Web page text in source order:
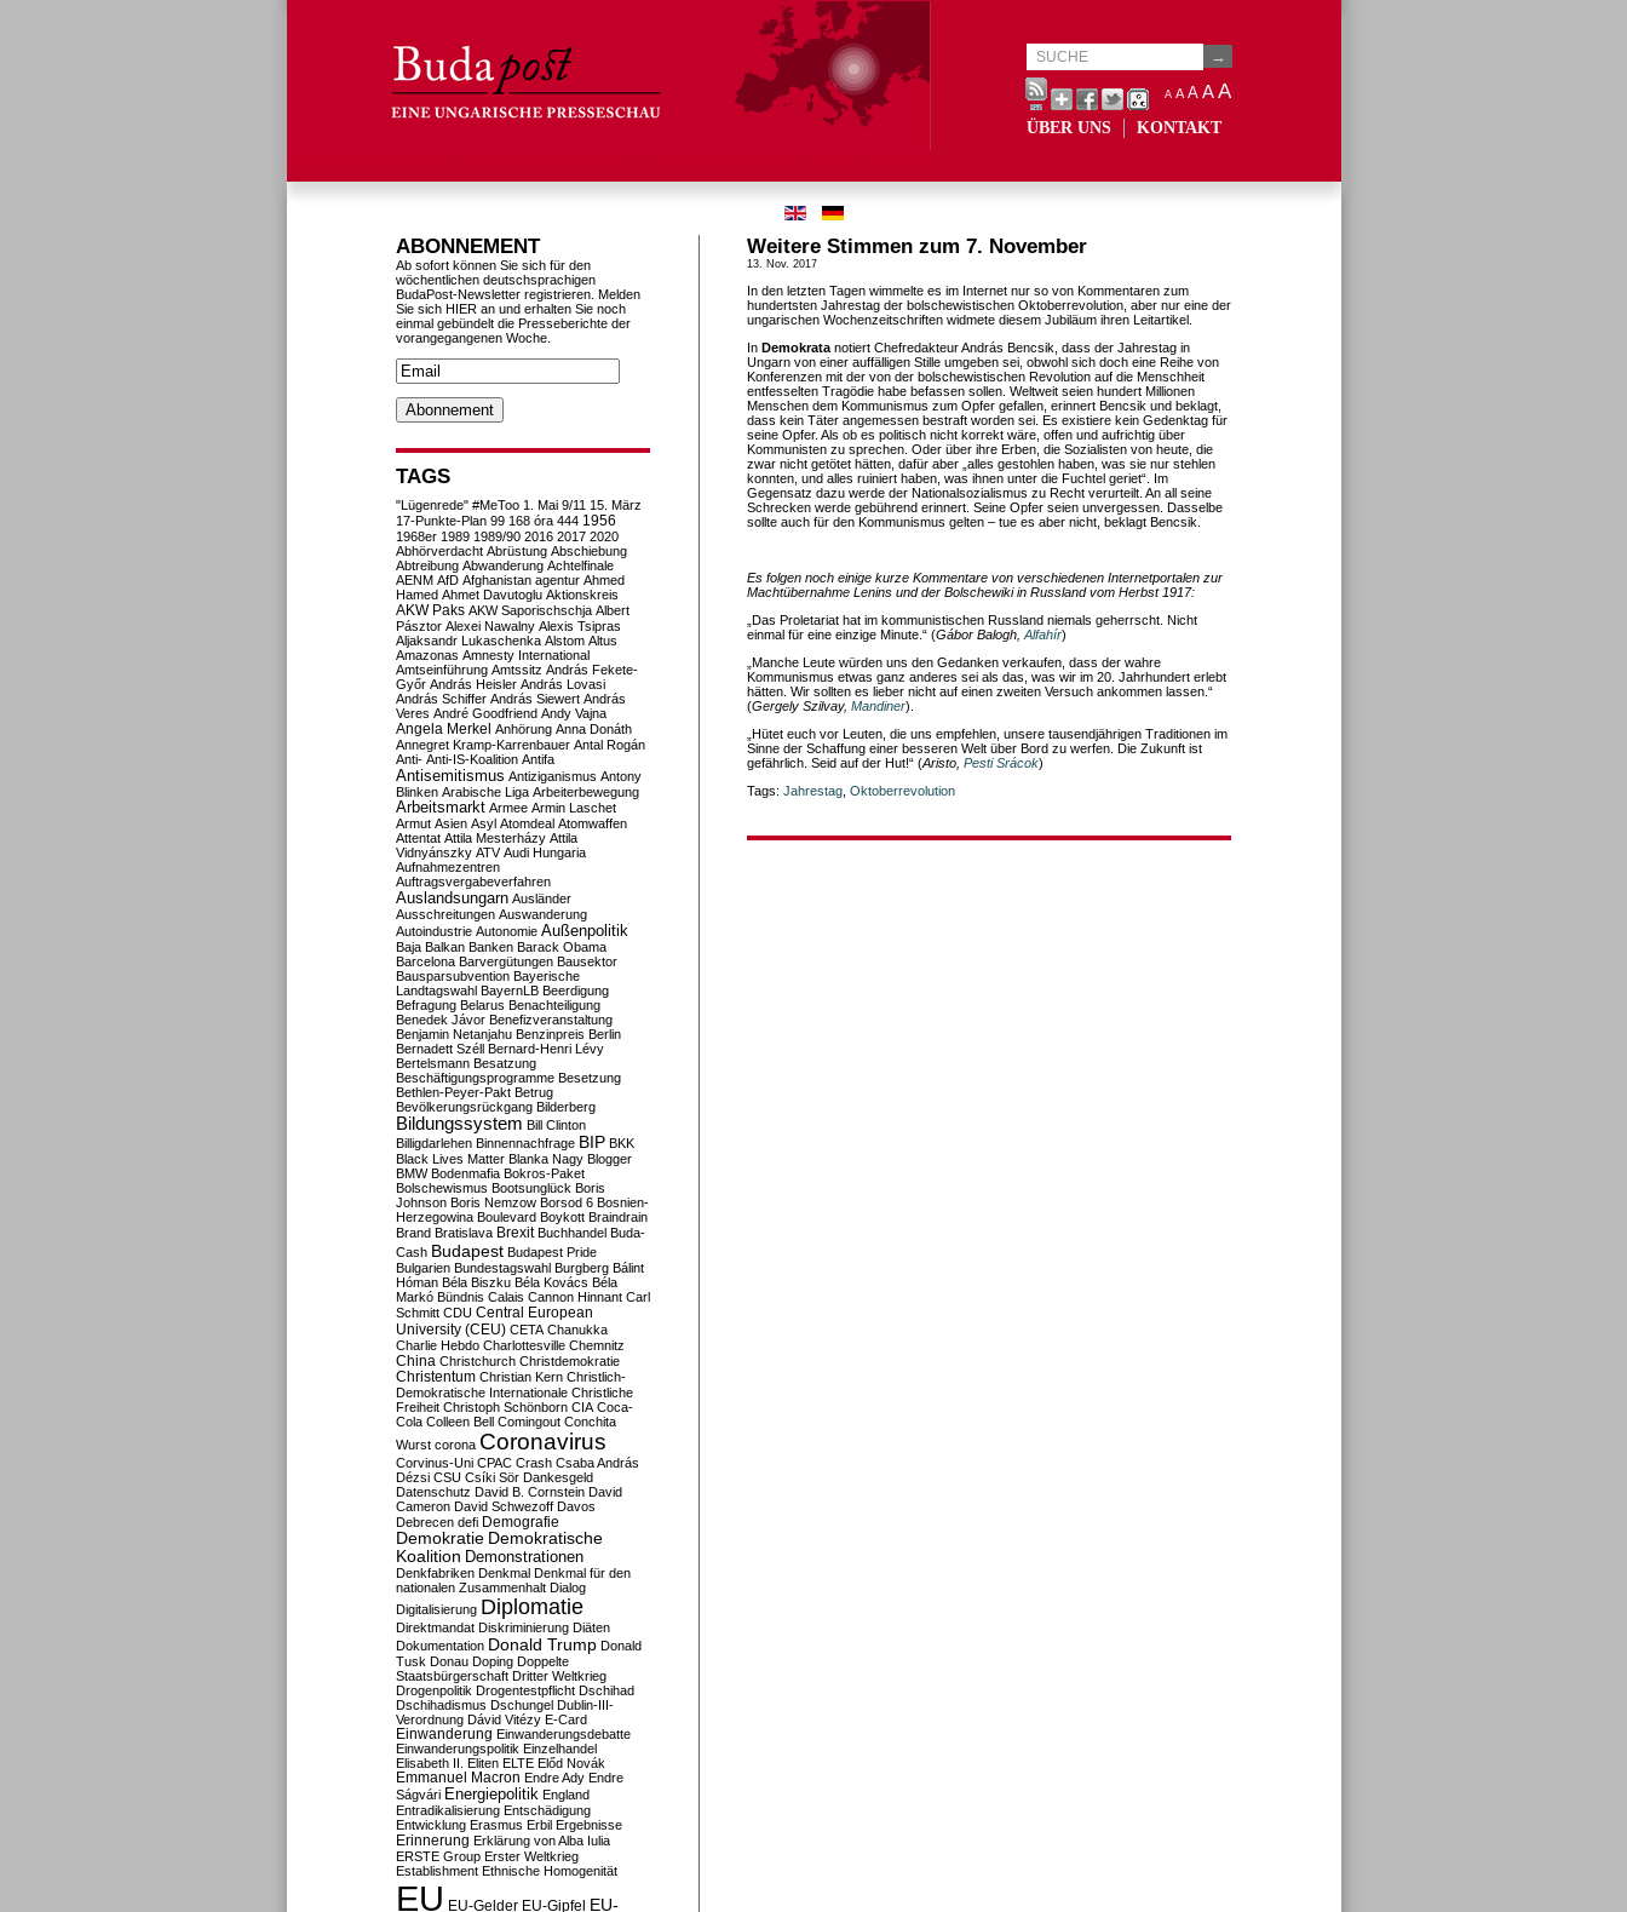
A A A AA
ÜBER UNS KONTAKT
Weitere Stimmen zum 7. November
13. Nov. 2017
In den letzten Tagen wimmelte es im Internet nur so von Kommentaren zum
hundertsten Jahrestag der bolschewistischen Oktoberrevolution, aber nur eine der
ungarischen Wochenzeitschriften widmete diesem Jubiläum ihren Leitartikel.
In Demokrata notiert Chefredakteur András Bencsik, dass der Jahrestag in
Ungarn von einer auffälligen Stille umgeben sei, obwohl sich doch eine Reihe von
Konferenzen mit der von der bolschewistischen Revolution auf die Menschheit
entfesselten Tragödie habe befassen sollen. Weltweit seien hundert Millionen
Menschen dem Kommunismus zum Opfer gefallen, erinnert Bencsik und beklagt,
dass kein Täter angemessen bestraft worden sei. Es existiere kein Gedenktag für
seine Opfer. Als ob es politisch nicht korrekt wäre, offen und aufrichtig über
Kommunisten zu sprechen. Oder über ihre Erben, die Sozialisten von heute, die
zwar nicht getötet hätten, dafür aber „alles gestohlen haben, was sie nur stehlen
konnten, und alles ruiniert haben, was ihnen unter die Fuchtel geriet“. Im
Gegensatz dazu werde der Nationalsozialismus zu Recht verurteilt. An all seine
Schrecken werde gebührend erinnert. Seine Opfer seien unvergessen. Dasselbe
sollte auch für den Kommunismus gelten – tue es aber nicht, beklagt Bencsik.
Es folgen noch einige kurze Kommentare von verschiedenen Internetportalen zur
Machtübernahme Lenins und der Bolschewiki in Russland vom Herbst 1917:
„Das Proletariat hat im kommunistischen Russland niemals geherrscht. Nicht
einmal für eine einzige Minute.“ (Gábor Balogh, Alfahír)
„Manche Leute würden uns den Gedanken verkaufen, dass der wahre
Kommunismus etwas ganz anderes sei als das, was wir im 20. Jahrhundert erlebt
hätten. Wir sollten es lieber nicht auf einen zweiten Versuch ankommen lassen.“
(Gergely Szilvay, Mandiner).
„Hütet euch vor Leuten, die uns empfehlen, unsere tausendjährigen Traditionen im
Sinne der Schaffung einer besseren Welt über Bord zu werfen. Die Zukunft ist
gefährlich. Seid auf der Hut!“ (Aristo, Pesti Srácok)
Tags: Jahrestag Oktoberrevolution
ABONNEMENT
Ab sofort können Sie sich für den
wöchentlichen deutschsprachigen
BudaPost-Newsletter registrieren. Melden
Sie sich HIER an und erhalten Sie noch
einmal gebündelt die Presseberichte der
vorangegangenen Woche.
TAGS
"Lügenrede" #MeToo 1. Mai 9/11 15. März
17-Punkte-Plan 99 168 óra 444 1956
1968er 1989 1989/90 2016 2017 2020
Abhörverdacht Abrüstung Abschiebung
Abtreibung Abwanderung Achtelfinale
AENM AfD Afghanistan agentur Ahmed
Hamed Ahmet Davutoglu Aktionskreis
AKW Paks AKW Saporischschja Albert
Pásztor Alexei Nawalny Alexis Tsipras
Aljaksandr Lukaschenka Alstom Altus
Amazonas Amnesty International
Amtseinführung Amtssitz András Fekete-
Győr András Heisler András Lovasi
András Schiffer András Siewert András
Veres André Goodfriend Andy Vajna
Angela Merkel Anhörung Anna Donáth
Annegret Kramp-Karrenbauer Antal Rogán
Anti- Anti-IS-Koalition Antifa
Antisemitismus Antiziganismus Antony
Blinken Arabische Liga Arbeiterbewegung
Arbeitsmarkt Armee Armin Laschet
Armut Asien Asyl Atomdeal Atomwaffen
Attentat Attila Mesterházy Attila
Vidnyánszky ATV Audi Hungaria
Aufnahmezentren
Auftragsvergabeverfahren
Auslandsungarn Ausländer
Ausschreitungen Auswanderung
Autoindustrie Autonomie Außenpolitik
Baja Balkan Banken Barack Obama
Barcelona Barvergütungen Bausektor
Bausparsubvention Bayerische
Landtagswahl BayernLB Beerdigung
Befragung Belarus Benachteiligung
Benedek Jávor Benefizveranstaltung
Benjamin Netanjahu Benzinpreis Berlin
Bernadett Széll Bernard-Henri Lévy
Bertelsmann Besatzung
Beschäftigungsprogramme Besetzung
Bethlen-Peyer-Pakt Betrug
Bevölkerungsrückgang Bilderberg
Bildungssystem Bill Clinton
Billigdarlehen Binnennachfrage BIP BKK
Black Lives Matter Blanka Nagy Blogger
BMW Bodenmafia Bokros-Paket
Bolschewismus Bootsunglück Boris
Johnson Boris Nemzow Borsod 6 Bosnien-
Herzegowina Boulevard Boykott Braindrain
Brand Bratislava Brexit Buchhandel Buda-
Cash Budapest Budapest Pride
Bulgarien Bundestagswahl Burgberg Bálint
Hóman Béla Biszku Béla Kovács Béla
Markó Bündnis Calais Cannon Hinnant Carl
Schmitt CDU Central European
University (CEU) CETA Chanukka
Charlie Hebdo Charlottesville Chemnitz
China Christchurch Christdemokratie
Christentum Christian Kern Christlich-
Demokratische Internationale Christliche
Freiheit Christoph Schönborn CIA Coca-
Cola Colleen Bell Comingout Conchita
Wurst corona Coronavirus
Corvinus-Uni CPAC Crash Csaba András
Dézsi CSU Csíki Sör Dankesgeld
Datenschutz David B. Cornstein David
Cameron David Schwezoff Davos
Debrecen defi Demografie
Demokratie Demokratische
Koalition Demonstrationen
Denkfabriken Denkmal Denkmal für den
nationalen Zusammenhalt Dialog
Digitalisierung Diplomatie
Direktmandat Diskriminierung Diäten
Dokumentation Donald Trump Donald
Tusk Donau Doping Doppelte
Staatsbürgerschaft Dritter Weltkrieg
Drogenpolitik Drogentestpflicht Dschihad
Dschihadismus Dschungel Dublin-III-
Verordnung Dávid Vitézy E-Card
Einwanderung Einwanderungsdebatte
Einwanderungspolitik Einzelhandel
Elisabeth II. Eliten ELTE Előd Novák
Emmanuel Macron Endre Ady Endre
Ságvári Energiepolitik England
Entradikalisierung Entschädigung
Entwicklung Erasmus Erbil Ergebnisse
Erinnerung Erklärung von Alba Iulia
ERSTE Group Erster Weltkrieg
Establishment Ethnische Homogenität
EU EU-Gelder EU-Gipfel EU-